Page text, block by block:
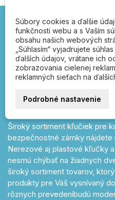
Kľučka.sk –
správnou
dverové kľučky,
zámky, čísla
petlice
Široký sortiment kľučiek pre
bezpečnostné zámky
Nerezové aj plastové kľučky
nesmú chýbať na žiadnych
široký sortiment tovarov,
produkty pre Váš vysnívaný
rôznych prevedeníbudú
Súbory cookies a ďalšie
funkčnosti webu a s Vaším
obsahu našich webových
„Súhlasím“ vyjadrujete
ďalších údajov, vrátane ich
zobrazovania cielenej
reklamných sieťach na
Podrobné nastavenie